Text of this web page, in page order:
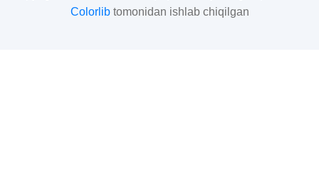
Colorlibtomonidan ishlab chiqilgan